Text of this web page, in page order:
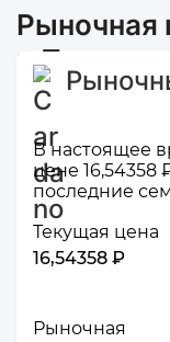
Рыночная
и
В настоящее
цене 16,54358
последние
Текущая цена
16,54358 ₽
Рыночная